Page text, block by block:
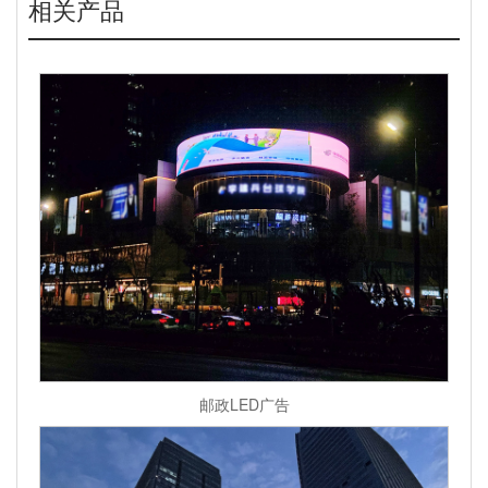
相关产品
邮政LED广告